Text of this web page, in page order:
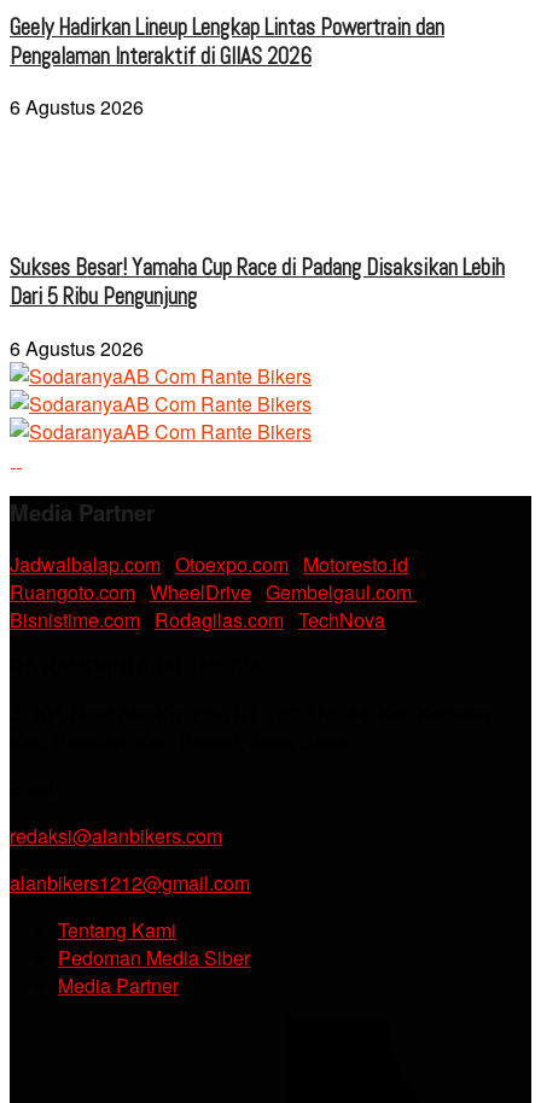
Geely Hadirkan Lineup Lengkap Lintas Powertrain dan
Pengalaman Interaktif di GIIAS 2026
6 Agustus 2026
Sukses Besar! Yamaha Cup Race di Padang Disaksikan Lebih
Dari 5 Ribu Pengunjung
6 Agustus 2026
Media Partner
Jadwalbalap.com Otoexpo.com Motoresto.id
Ruangoto.com WheelDrive Gembelgaul.com
Bisnistime.com Rodagilas.com TechNova
redaksi@alanbikers.com
alanbikers1212@gmail.com
Tentang Kami
Pedoman Media Siber
Media Partner